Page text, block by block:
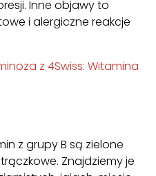
Inne objawy to
i alergiczne reakcje
z 4Swiss: Witamina
z grupy B są zielone
Znajdziemy je